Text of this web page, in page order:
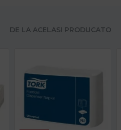
DE LA ACELASI PRODUCATOR